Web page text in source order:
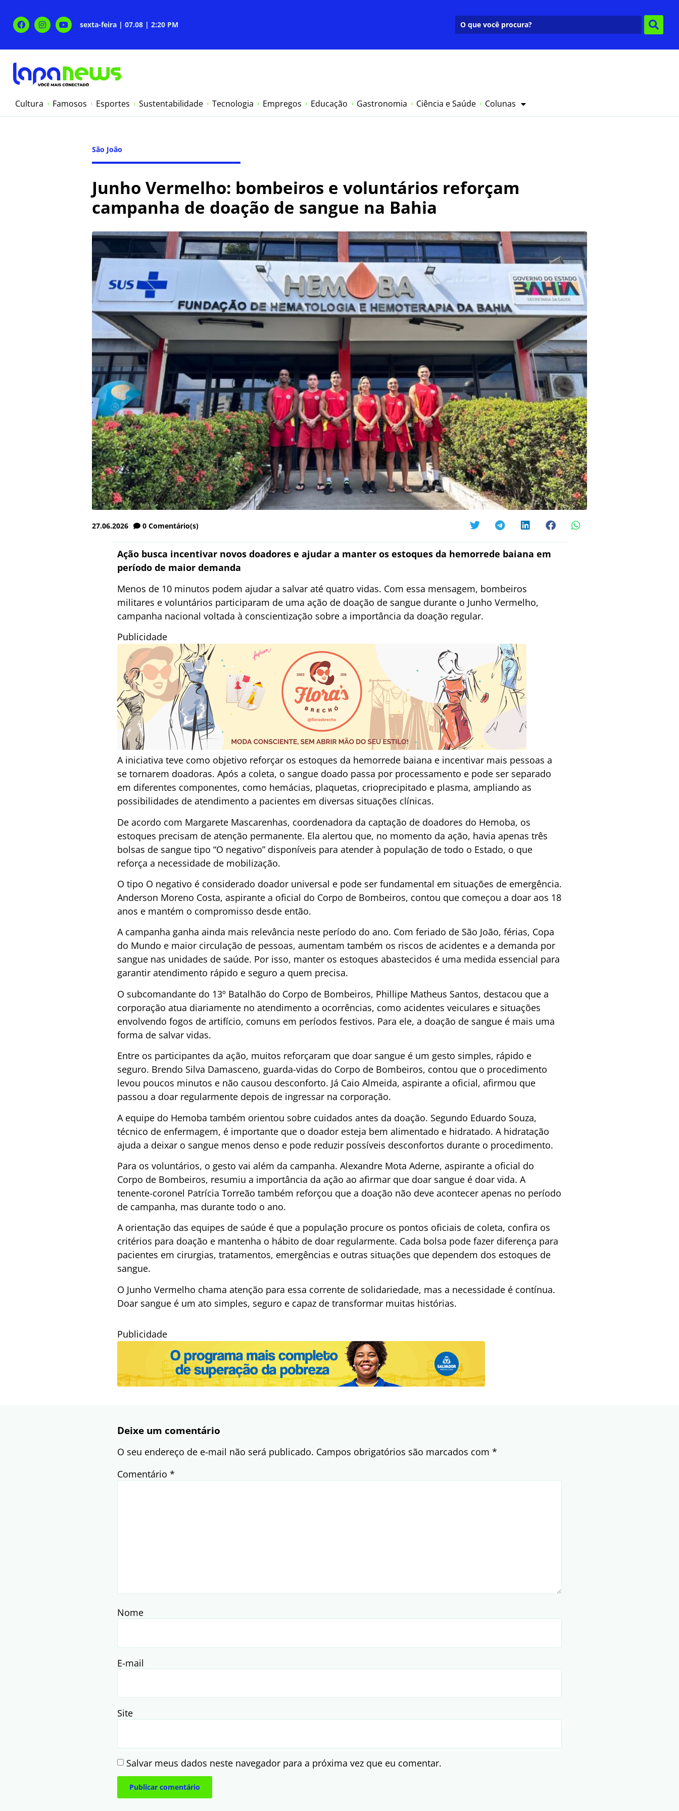
sexta-feira | 07.08 | 2:20 PM
Cultura Famosos Esportes Sustentabilidade Tecnologia Empregos Educação Gastronomia Ciência e Saúde Colunas
São João
Junho Vermelho: bombeiros e voluntários reforçam
campanha de doação de sangue na Bahia
27.06.2026 0 Comentário(s)
Ação busca incentivar novos doadores e ajudar a manter os estoques da hemorrede baiana em
período de maior demanda
Menos de 10 minutos podem ajudar a salvar até quatro vidas. Com essa mensagem, bombeiros
militares e voluntários participaram de uma ação de doação de sangue durante o Junho Vermelho,
campanha nacional voltada à conscientização sobre a importância da doação regular.
Publicidade
A iniciativa teve como objetivo reforçar os estoques da hemorrede baiana e incentivar mais pessoas a
se tornarem doadoras. Após a coleta, o sangue doado passa por processamento e pode ser separado
em diferentes componentes, como hemácias, plaquetas, crioprecipitado e plasma, ampliando as
possibilidades de atendimento a pacientes em diversas situações clínicas.
De acordo com Margarete Mascarenhas, coordenadora da captação de doadores do Hemoba, os
estoques precisam de atenção permanente. Ela alertou que, no momento da ação, havia apenas três
bolsas de sangue tipo “O negativo” disponíveis para atender à população de todo o Estado, o que
reforça a necessidade de mobilização.
O tipo O negativo é considerado doador universal e pode ser fundamental em situações de emergência.
Anderson Moreno Costa, aspirante a oficial do Corpo de Bombeiros, contou que começou a doar aos 18
anos e mantém o compromisso desde então.
A campanha ganha ainda mais relevância neste período do ano. Com feriado de São João, férias, Copa
do Mundo e maior circulação de pessoas, aumentam também os riscos de acidentes e a demanda por
sangue nas unidades de saúde. Por isso, manter os estoques abastecidos é uma medida essencial para
garantir atendimento rápido e seguro a quem precisa.
O subcomandante do 13º Batalhão do Corpo de Bombeiros, Phillipe Matheus Santos, destacou que a
corporação atua diariamente no atendimento a ocorrências, como acidentes veiculares e situações
envolvendo fogos de artifício, comuns em períodos festivos. Para ele, a doação de sangue é mais uma
forma de salvar vidas.
Entre os participantes da ação, muitos reforçaram que doar sangue é um gesto simples, rápido e
seguro. Brendo Silva Damasceno, guarda-vidas do Corpo de Bombeiros, contou que o procedimento
levou poucos minutos e não causou desconforto. Já Caio Almeida, aspirante a oficial, afirmou que
passou a doar regularmente depois de ingressar na corporação.
A equipe do Hemoba também orientou sobre cuidados antes da doação. Segundo Eduardo Souza,
técnico de enfermagem, é importante que o doador esteja bem alimentado e hidratado. A hidratação
ajuda a deixar o sangue menos denso e pode reduzir possíveis desconfortos durante o procedimento.
Para os voluntários, o gesto vai além da campanha. Alexandre Mota Aderne, aspirante a oficial do
Corpo de Bombeiros, resumiu a importância da ação ao afirmar que doar sangue é doar vida. A
tenente-coronel Patrícia Torreão também reforçou que a doação não deve acontecer apenas no período
de campanha, mas durante todo o ano.
A orientação das equipes de saúde é que a população procure os pontos oficiais de coleta, confira os
critérios para doação e mantenha o hábito de doar regularmente. Cada bolsa pode fazer diferença para
pacientes em cirurgias, tratamentos, emergências e outras situações que dependem dos estoques de
sangue.
O Junho Vermelho chama atenção para essa corrente de solidariedade, mas a necessidade é contínua.
Doar sangue é um ato simples, seguro e capaz de transformar muitas histórias.
Publicidade
Deixe um comentário
O seu endereço de e-mail não será publicado. Campos obrigatórios são marcados com *
Comentário *
Nome
E-mail
Site
Salvar meus dados neste navegador para a próxima vez que eu comentar.